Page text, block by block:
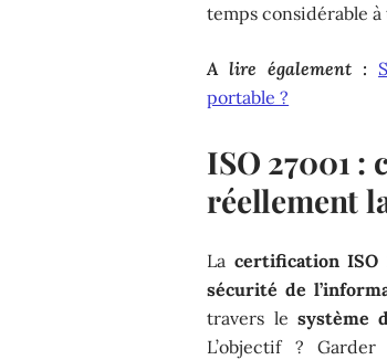
temps considérable
A lire également :
portable ?
ISO 27001 :
réellement
La certification ISO
sécurité de
travers le système
L’objectif ?